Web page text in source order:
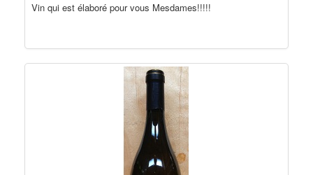
Vin qui est élaboré pour vous Mesdames!!!!!